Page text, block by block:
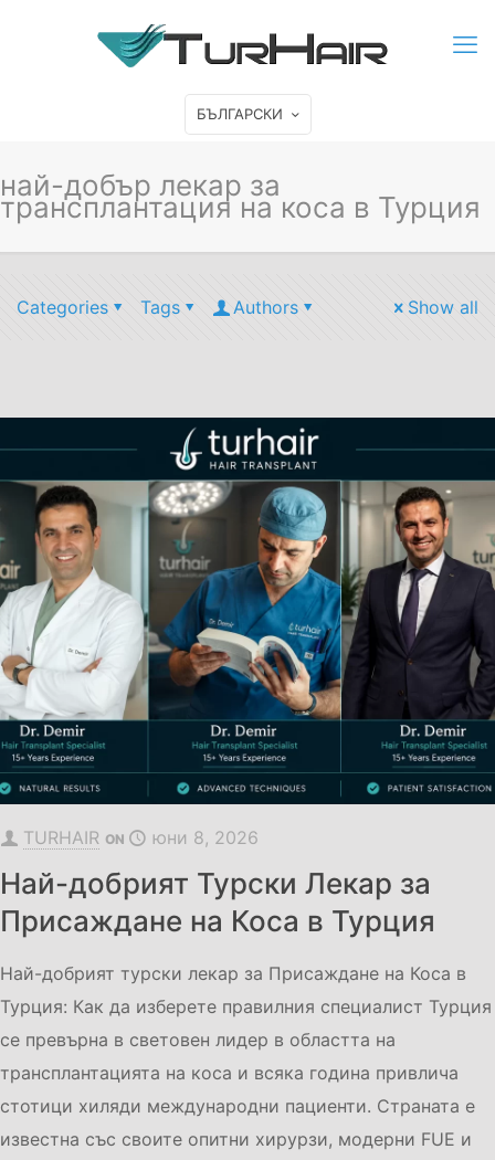
БЪЛГАРСКИ
най-добър лекар за
трансплантация на коса в Турция
Categories Tags Authors Show all
TURHAIR ON юни 8, 2026
Най-добрият Турски Лекар за
Присаждане на Коса в Турция
Най-добрият турски лекар за Присаждане на Коса в
Турция: Как да изберете правилния специалист Турция
се превърна в световен лидер в областта на
трансплантацията на коса и всяка година привлича
стотици хиляди международни пациенти. Страната е
известна със своите опитни хирурзи, модерни FUE и